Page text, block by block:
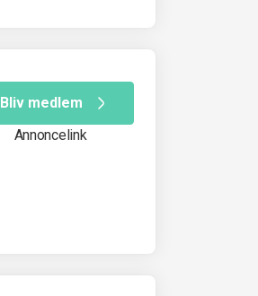
Bliv medlem
Annoncelink